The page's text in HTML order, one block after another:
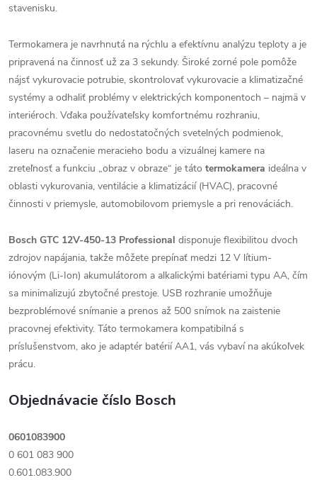
stavenisku.
Termokamera je navrhnutá na rýchlu a efektívnu analýzu teploty a je
pripravená na činnosť už za 3 sekundy. Široké zorné pole pomôže
nájsť vykurovacie potrubie, skontrolovať vykurovacie a klimatizačné
systémy a odhaliť problémy v elektrických komponentoch – najmä v
interiéroch. Vďaka používateľsky komfortnému rozhraniu,
pracovnému svetlu do nedostatočných svetelných podmienok,
laseru na označenie meracieho bodu a vizuálnej kamere na
zreteľnosť a funkciu „obraz v obraze“ je táto termokamera ideálna v
oblasti vykurovania, ventilácie a klimatizácií (HVAC), pracovné
činnosti v priemysle, automobilovom priemysle a pri renováciách.
Bosch GTC 12V-450-13 Professional disponuje flexibilitou dvoch
zdrojov napájania, takže môžete prepínať medzi 12 V lítium-
iónovým (Li-Ion) akumulátorom a alkalickými batériami typu AA, čím
sa minimalizujú zbytočné prestoje. USB rozhranie umožňuje
bezproblémové snímanie a prenos až 500 snímok na zaistenie
pracovnej efektivity. Táto termokamera kompatibilná s
príslušenstvom, ako je adaptér batérií AA1, vás vybaví na akúkoľvek
prácu.
Objednávacie číslo Bosch
0601083900
0 601 083 900
0.601.083.900